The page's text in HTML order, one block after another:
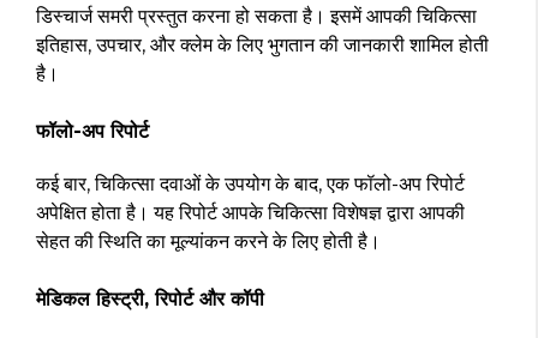
डिस्चार्ज समरी प्रस्तुत करना हो सकता है। इसमें आपकी चिकित्सा
इतिहास, उपचार, और क्लेम के लिए भुगतान की जानकारी शामिल होती
है।
फॉलो-अप रिपोर्ट
कई बार, चिकित्सा दवाओं के उपयोग के बाद, एक फॉलो-अप रिपोर्ट
अपेक्षित होता है। यह रिपोर्ट आपके चिकित्सा विशेषज्ञ द्वारा आपकी
सेहत की स्थिति का मूल्यांकन करने के लिए होती है।
मेडिकल हिस्ट्री, रिपोर्ट और कॉपी